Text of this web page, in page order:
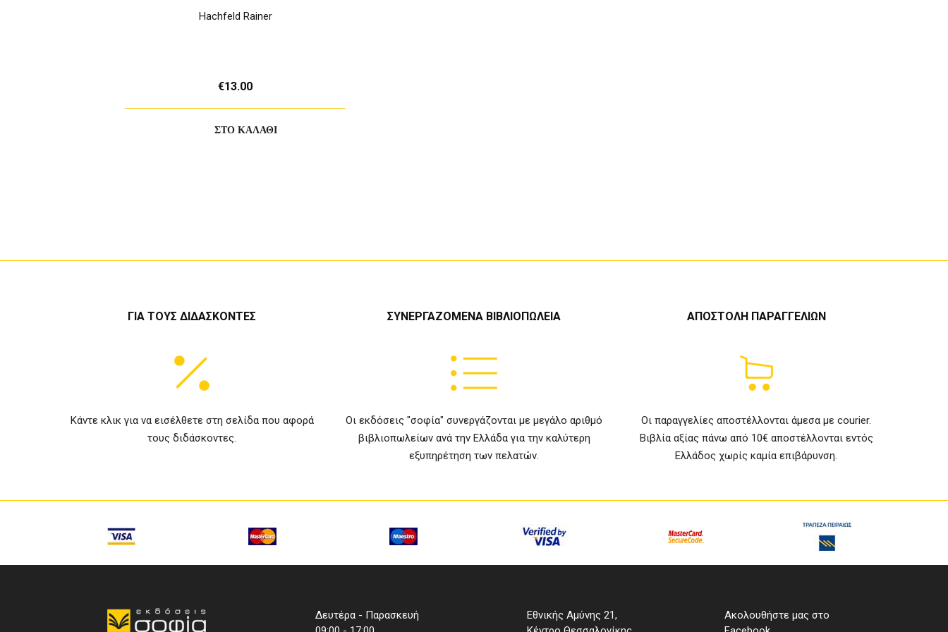
Hachfeld Rainer
€13.00
ΓΙΑ ΤΟΥΣ ΔΙΔΑΣΚΟΝΤΕΣ
Κάντε κλικ για να εισέλθετε στη σελίδα που αφορά
τους διδάσκοντες.
ΣΥΝΕΡΓΑΖΟΜΕΝΑ ΒΙΒΛΙΟΠΩΛΕΙΑ
Οι εκδόσεις "σοφία" συνεργάζονται με μεγάλο αριθμό
βιβλιοπωλείων ανά την Ελλάδα για την καλύτερη
εξυπηρέτηση των πελατών.
ΑΠΟΣΤΟΛΗ ΠΑΡΑΓΓΕΛΙΩΝ
Οι παραγγελίες αποστέλλονται άμεσα με courier.
Βιβλία αξίας πάνω από 10€ αποστέλλονται εντός
Ελλάδος χωρίς καμία επιβάρυνση.
Δευτέρα - Παρασκευή
Εθνικής Αμύνης 21,
Ακολουθήστε μας στο